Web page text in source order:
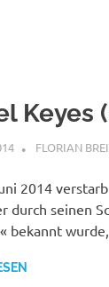
Keyes
FLORIAN
2014
durch seinen
bekannt